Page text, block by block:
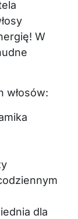
W
włosów:
dla